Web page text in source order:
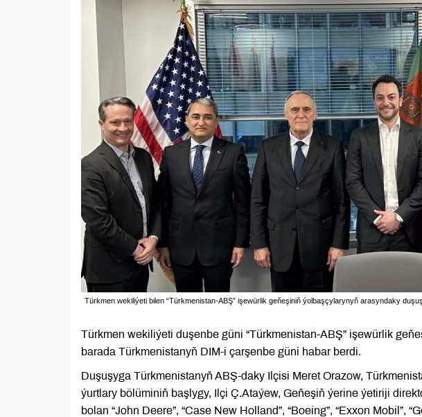
Türkmen wekiliýeti bilen “Türkmenistan-ABŞ” işewürlik geňeşiniň ýolbaşçylarynyň arasyndaky
Türkmen wekiliýeti duşenbe güni “Türkmenistan-ABŞ” işewürlik
barada Türkmenistanyň DIM-i çarşenbe güni habar berdi.
Duşuşyga Türkmenistanyň ABŞ-daky Ilçisi Meret Orazow,
ýurtlary bölüminiň başlygy, Ilçi Ç.Ataýew, Geňeşiň ýerine ýetiriji
bolan “John Deere”, “Case New Holland”, “Boeing”, “Exxon Mobil”,